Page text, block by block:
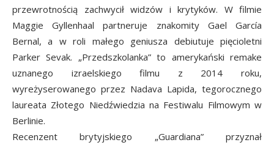
przewrotnością zachwycił widzów i krytyków. W filmie
Maggie Gyllenhaal partneruje znakomity Gael García
Bernal, a w roli małego geniusza debiutuje pięcioletni
Parker Sevak. „Przedszkolanka” to amerykański remake
uznanego izraelskiego filmu z 2014 roku,
wyreżyserowanego przez Nadava Lapida, tegorocznego
laureata Złotego Niedźwiedzia na Festiwalu Filmowym w
Berlinie.
Recenzent brytyjskiego „Guardiana” przyznał